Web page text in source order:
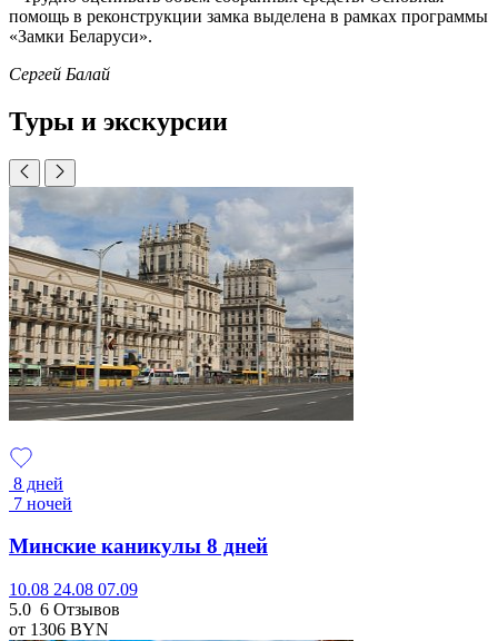
помощь в реконструкции замка выделена в рамках программы
«Замки Беларуси».
Сергей Балай
Туры и экскурсии
8 дней
7 ночей
Минские каникулы 8 дней
10.08 24.08 07.09
5.0 6 Отзывов
от 1306 BYN